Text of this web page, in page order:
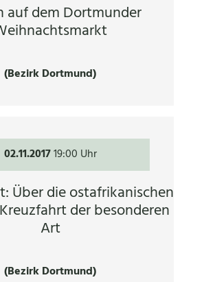
auf dem Dortmunder
(Bezirk Dortmund)
02.11.201719:00 Uhr
Über die ostafrikanischen
der besonderen
Art
(Bezirk Dortmund)